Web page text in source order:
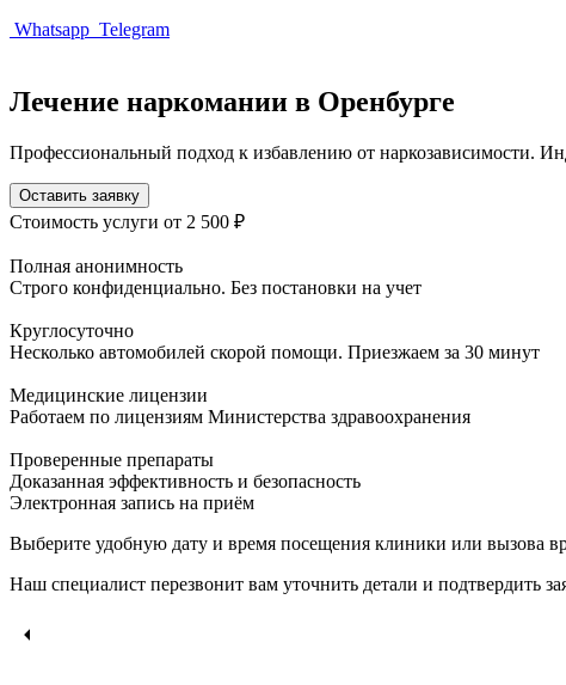
Whatsapp Telegram
Лечение наркомании в Оренбурге
Профессиональный подход к избавлению от наркозависимости.
Оставить заявку
Стоимость услуги от 2 500 ₽
Полная анонимность
Строго конфиденциально. Без постановки на учет
Круглосуточно
Несколько автомобилей скорой помощи. Приезжаем за 30 минут
Медицинские лицензии
Работаем по лицензиям Министерства здравоохранения
Проверенные препараты
Доказанная эффективность и безопасность
Электронная запись на приём
Выберите удобную дату и время посещения клиники или вызова
Наш специалист перезвонит вам уточнить детали и подтвердить